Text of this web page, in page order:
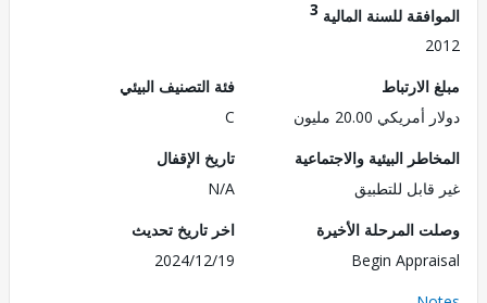
للسنة المالية3
20.00 مليون
فئة التصنيف البيئي
البيئية والاجتماعية
للتطبيق
تاريخ الإقفال
المرحلة الأخيرة
Begin
اخر تاريخ تحديث
2024/12/19